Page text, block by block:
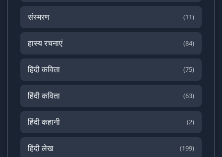
संस्मरण (11)
हास्य रचनाएं (84)
हिंदी कविता (75)
हिंदी कविता (63)
हिंदी कहानी (2)
हिंदी लेख (199)